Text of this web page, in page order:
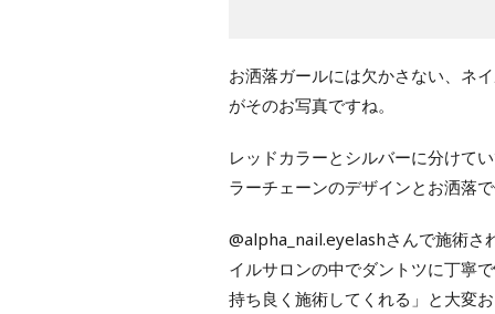
お洒落ガールには欠かさない、ネ
がそのお写真ですね。
レッドカラーとシルバーに分けて
ラーチェーンのデザインとお洒落
@alpha_nail.eyelashさんで施術さ
イルサロンの中でダントツに丁寧
持ち良く施術してくれる」と大変